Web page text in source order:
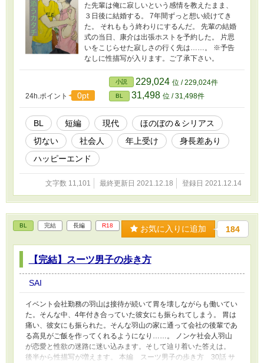
た先輩は俺に寂しいという感情を教えたまま、
３日後に結婚する。 7年間ずっと想い続けてき
た。 それももう終わりにするんだ。 先輩の結婚
式の当日、康介は出張ホストを予約した。 片思
いをこじらせた寂しさの行く先は……。 ※予告
なしに性描写が入ります。ご了承下さい。
24h.ポイント 0pt
小説 229,024 位 / 229,024件
BL 31,498 位 / 31,498件
BL 短編 現代
ほのぼの＆シリアス
切ない
社会人 年上受け
身長差あり
ハッピーエンド
文字数 11,101 最終更新日 2021.12.18 登録日 2021.12.14
BL 完結 長編 R18 お気に入りに追加 184
【完結】スーツ男子の歩き方
SAI
イベント会社勤務の羽山は接待が続いて胃を壊しながらも働いてい
た。そんな中、4年付き合っていた彼女にも振られてしまう。 胃は
痛い、彼女にも振られた。そんな羽山の家に通って会社の後輩であ
る高見がご飯を作ってくれるようになり……。 ノンケ社会人羽山
が恋愛と性欲の迷路に迷い込みます。そして辿り着いた答えは。
後半から性描写が増えます。 本編 スーツ男子の歩き方 30話 サ